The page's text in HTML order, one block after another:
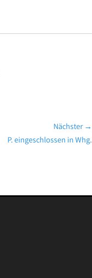
Nächster →
P. eingeschlossen in Whg.